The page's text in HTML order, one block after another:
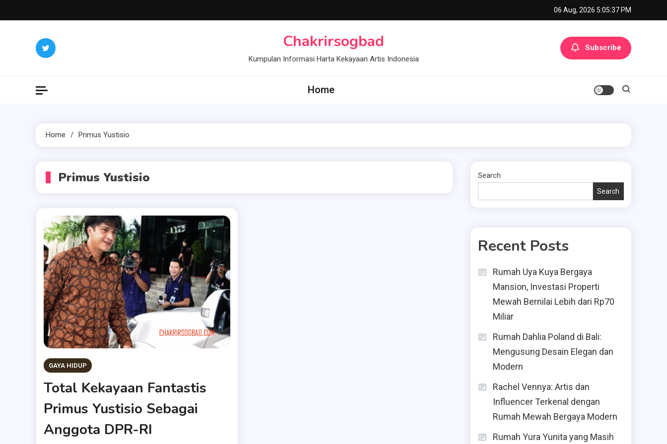
to
06 Aug, 2026 5:05:37 PM
Chakrirsogbad
Kumpulan Informasi Harta Kekayaan Artis Indonesia
Subscribe
Home
Home Primus Yustisio
Primus Yustisio
GAYA HIDUP
Total Kekayaan Fantastis
Primus Yustisio Sebagai
Anggota DPR-RI
Search
Search
Recent Posts
Rumah Uya Kuya Bergaya
Mansion, Investasi Properti
Mewah Bernilai Lebih dari Rp70
Miliar
Rumah Dahlia Poland di Bali:
Mengusung Desain Elegan dan
Modern
Rachel Vennya: Artis dan
Influencer Terkenal dengan
Rumah Mewah Bergaya Modern
Rumah Yura Yunita yang Masih